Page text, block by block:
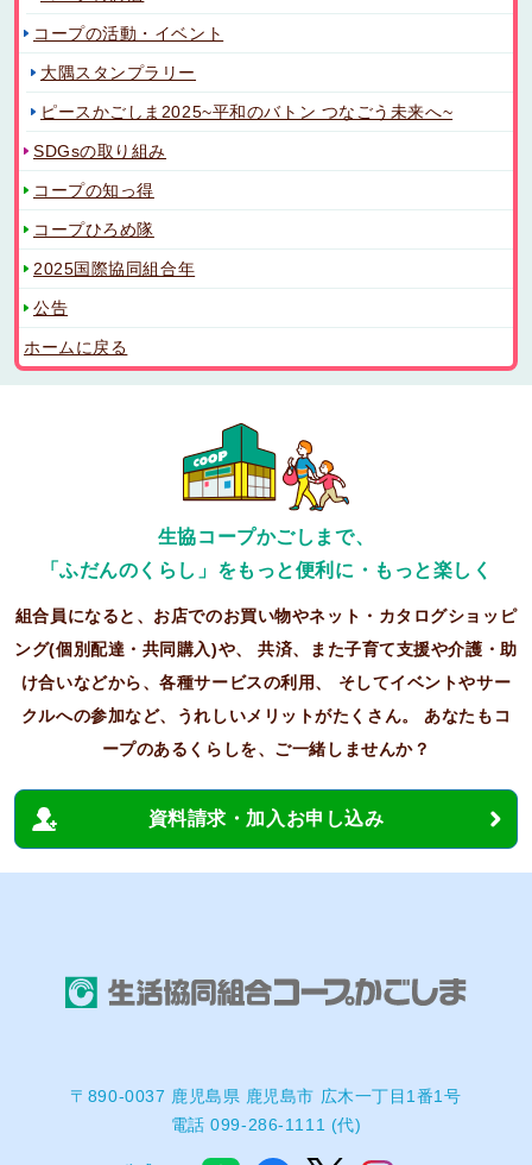
コープの活動・イベント
大隅スタンプラリー
ピースかごしま2025~平和のバトン つなごう未来へ~
SDGsの取り組み
コープの知っ得
コープひろめ隊
2025国際協同組合年
公告
ホームに戻る
生協コープかごしまで、
「ふだんのくらし」をもっと便利に・もっと楽しく
組合員になると、お店でのお買い物やネット・カタログショッピ
ング(個別配達・共同購入)や、共済、また子育て支援や介護・助
け合いなどから、各種サービスの利用、
そしてイベントやサー
クルへの参加など、うれしいメリットがたくさん。
あなたもコ
ープのあるくらしを、ご一緒しませんか？
資料請求・加入お申し込み
〒890-0037 鹿児島県 鹿児島市 広木一丁目1番1号
電話 099-286-1111 (代)